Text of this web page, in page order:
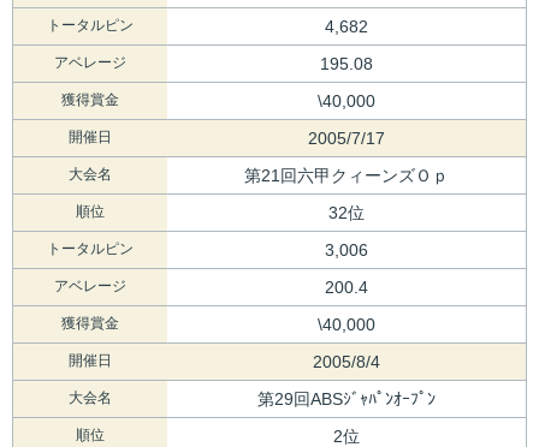
トータルピン 4,682
アベレージ 195.08
獲得賞金 \40,000
開催日 2005/7/17
大会名 第21回六甲クィーンズＯｐ
順位 32位
トータルピン 3,006
アベレージ 200.4
獲得賞金 \40,000
開催日 2005/8/4
大会名 第29回ABSｼﾞｬﾊﾟﾝｵｰﾌﾟﾝ
順位 2位